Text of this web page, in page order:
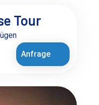
Tour
Anfrage